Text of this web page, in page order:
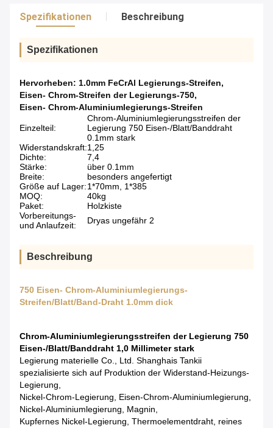
Spezifikationen Beschreibung
Spezifikationen
Hervorheben: 1.0mm FeCrAl Legierungs-Streifen,
Eisen- Chrom-Streifen der Legierungs-750,
Eisen- Chrom-Aluminiumlegierungs-Streifen
Einzelteil:
Chrom-Aluminiumlegierungsstreifen der
Legierung 750 Eisen-/Blatt/Banddraht
0.1mm stark
Widerstandskraft:1,25
Dichte:
7,4
Stärke:
über 0.1mm
Breite:
besonders angefertigt
Größe auf Lager:1*70mm, 1*385
MOQ:
40kg
Paket:
Holzkiste
Vorbereitungs-
und Anlaufzeit:
Dryas ungefähr 2
Beschreibung
750 Eisen- Chrom-Aluminiumlegierungs-
Streifen/Blatt/Band-Draht 1.0mm dick
Chrom-Aluminiumlegierungsstreifen der Legierung 750
Eisen-/Blatt/Banddraht 1,0 Millimeter stark
Legierung materielle Co., Ltd. Shanghais Tankii
spezialisierte sich auf Produktion der Widerstand-Heizungs-
Legierung,
Nickel-Chrom-Legierung, Eisen-Chrom-Aluminiumlegierung,
Nickel-Aluminiumlegierung, Magnin,
Kupfernes Nickel-Legierung, Thermoelementdraht, reines